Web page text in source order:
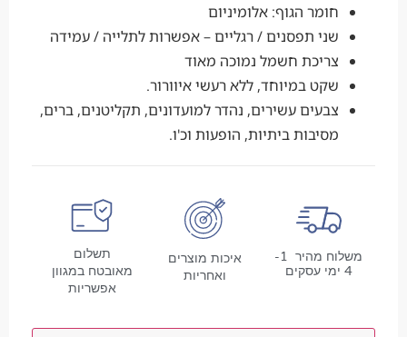
חומר הגוף: אלומיניום
שני תפסנים / רגליים – אפשרות לתלייה / עמידה
צריכת חשמל נמוכה מאוד
שקט במיוחד, ללא רעשי איוורור.
צבעים עשירים, נהדר למועדונים, תקליטנים, ברים,
מסיבות ביתיות, הופעות וכ'ו.
משלוח מהיר 1-
4 ימי עסקים
איכות מוצרים
ואחריות
תשלום
מאובטח במגוון
אפשריות